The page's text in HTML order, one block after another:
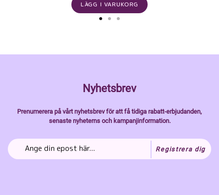
LÄGG I VARUKORG
Nyhetsbrev
Prenumerera på vårt nyhetsbrev för att få tidiga rabatt-erbjudanden,
senaste nyheterns och kampanjinformation.
Registrera dig